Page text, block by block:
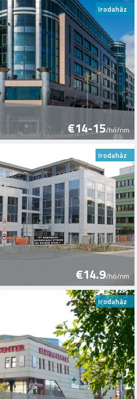
Irodaház
€14-15/hó/nm
Irodaház
€14.9/hó/nm
Irodaház